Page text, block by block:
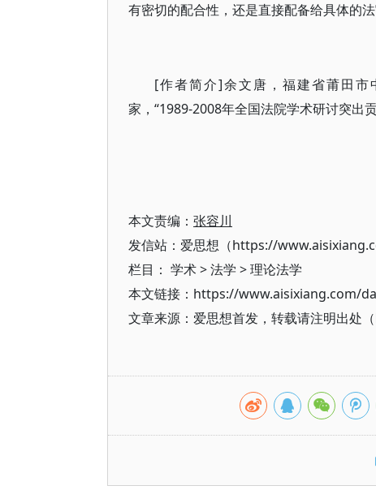
有密切的配合性，还是直接配备给具体的
[作者简介]余文唐，福建省莆田
家，“1989-2008年全国法院学术研讨突出贡
本文责编： 张容川
发信站：爱思想（https://
栏目： 学术>法学 >理论法学
本文链接：https://www.aisixiang.com/
文章来源：爱思想首发，转载请注明出处